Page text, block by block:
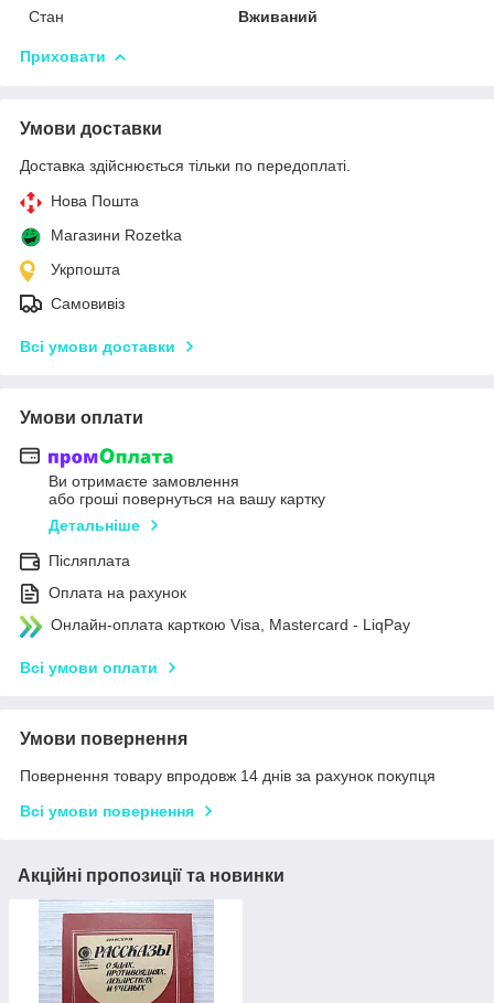
Стан
Вживаний
Приховати
Умови доставки
Доставка здійснюється тільки по передоплаті.
Нова Пошта
Магазини Rozetka
Укрпошта
Самовивіз
Всі умови доставки
Умови оплати
Ви отримаєте замовлення
або гроші повернуться на вашу картку
Детальніше
Післяплата
Оплата на рахунок
Онлайн-оплата карткою Visa, Mastercard - LiqPay
Всі умови оплати
Умови повернення
Повернення товару впродовж 14 днів за рахунок покупця
Всі умови повернення
Акційні пропозиції та новинки